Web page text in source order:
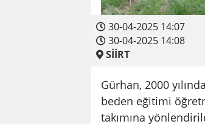
30-04-2025 14:07
30-04-2025 14:08
SİİRT
Gürhan, 2000
beden eğitimi
takımına